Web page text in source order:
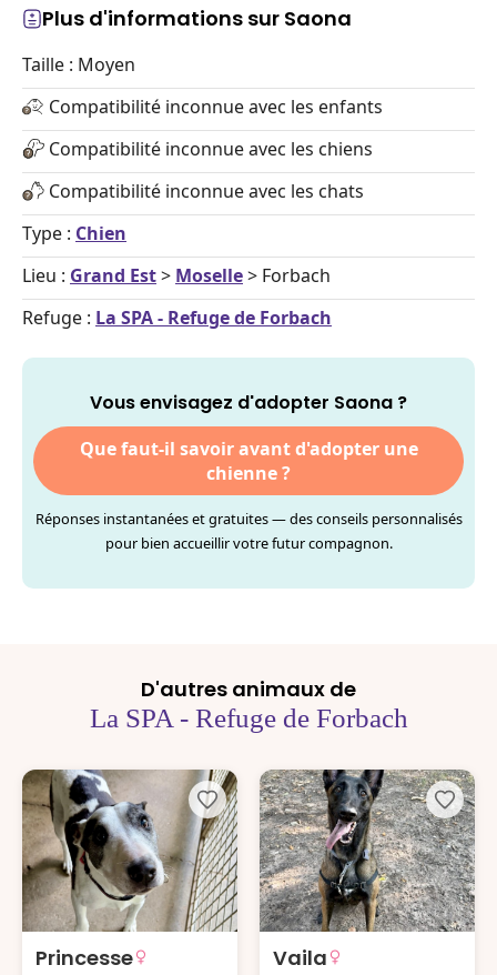
Plus d'informations sur Saona
Taille : Moyen
Compatibilité inconnue avec les enfants
Compatibilité inconnue avec les chiens
Compatibilité inconnue avec les chats
Type : Chien
Lieu : Grand Est> Moselle> Forbach
Refuge : La SPA - Refuge de Forbach
Vous envisagez d'adopter Saona ?
Que faut-il savoir avant d'adopter une
chienne ?
Réponses instantanées et gratuites — des conseils personnalisés
pour bien accueillir votre futur compagnon.
D'autres animaux de
La SPA - Refuge de Forbach
Princesse Vaila